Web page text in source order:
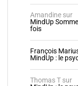
Amandine sur
MindUp
fois
François
MindUp : le
Thomas T sur